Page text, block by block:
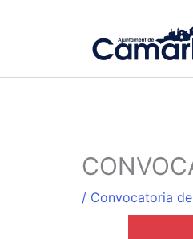
/ Convocatoria